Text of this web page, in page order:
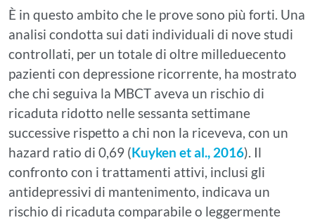
È in questo ambito che le prove sono più forti. Una
analisi condotta sui dati individuali di nove studi
controllati, per un totale di oltre milleduecento
pazienti con depressione ricorrente, ha mostrato
che chi seguiva la MBCT aveva un rischio di
ricaduta ridotto nelle sessanta settimane
successive rispetto a chi non la riceveva, con un
hazard ratio di 0,69 (Kuyken et al., 2016). Il
confronto con i trattamenti attivi, inclusi gli
antidepressivi di mantenimento, indicava un
rischio di ricaduta comparabile o leggermente